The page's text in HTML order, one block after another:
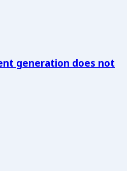
generation does not